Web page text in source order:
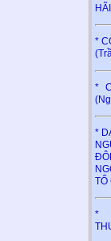
*
*
*
TỔ
*